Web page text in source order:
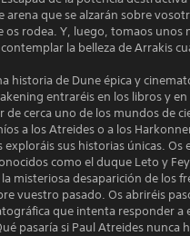
arena que se alzarán sobre
os rodea. Y, luego, tomaos unos
la belleza de Arrakis
historia de Dune épica y
entraréis en los libros y
de cerca uno de los mundos de
a los Atreides o a los
exploráis sus historias únicas. Os
como el duque Leto y
misteriosa desaparición de los
vuestro pasado. Os abriréis
que intenta responder a
pasaría si Paul Atreides nunca